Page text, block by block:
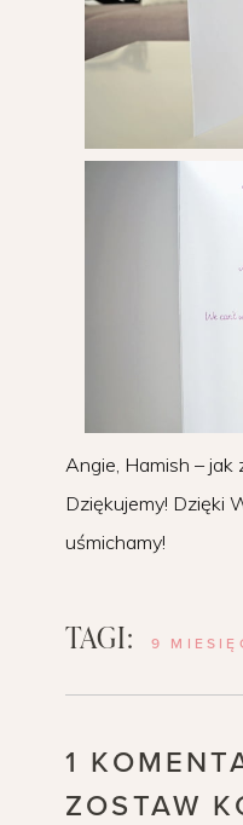
Angie, Hamish –
Dziękujemy! Dzięki
uśmichamy!
TAGI: 9
1
ZOSTAW